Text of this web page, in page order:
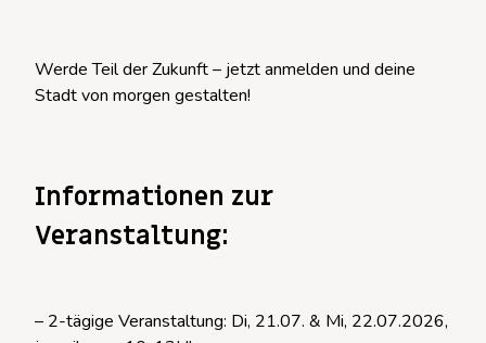
Werde Teil der Zukunft – jetzt anmelden und deine
Stadt von morgen gestalten!
Informationen zur
Veranstaltung:
– 2-tägige Veranstaltung: Di, 21.07. & Mi, 22.07.2026,